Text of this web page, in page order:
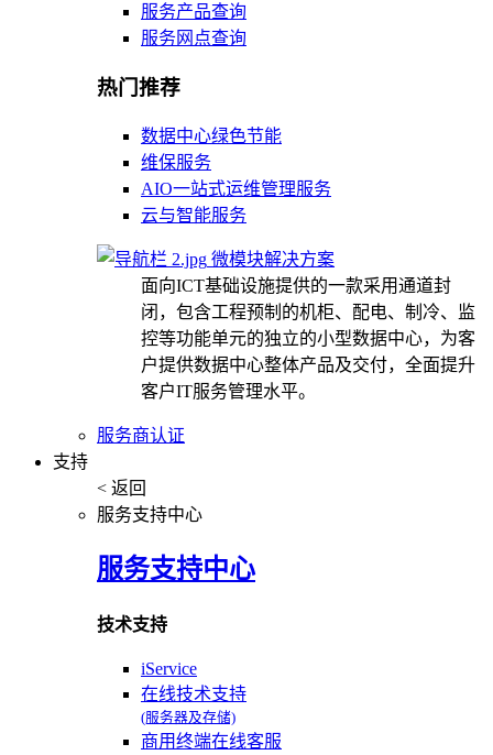
服务产品查询
服务网点查询
热门推荐
数据中心绿色节能
维保服务
AIO一站式运维管理服务
云与智能服务
微模块解决方案
面向ICT基础设施提供的一款采用通道封
闭，包含工程预制的机柜、配电、制冷、监
控等功能单元的独立的小型数据中心，为客
户提供数据中心整体产品及交付，全面提升
客户IT服务管理水平。
服务商认证
支持
< 返回
服务支持中心
服务支持中心
技术支持
iService
在线技术支持
(服务器及存储)
商用终端在线客服